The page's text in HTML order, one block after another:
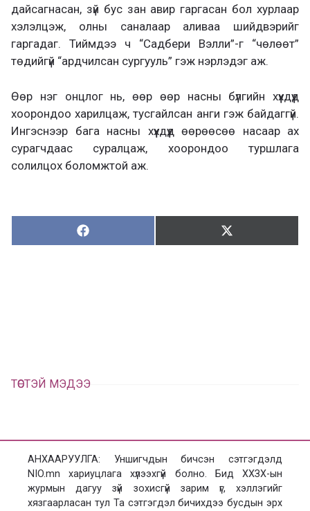
дайсагнасан, зүй бус зан авир гаргасан бол хурлаар
хэлэлцэж, олны саналаар аливаа шийдвэрийг
гаргадаг. Тиймдээ ч “Садбери Вэлли”-г “чөлөөт”
төдийгүй “ардчилсан сургууль” гэж нэрлэдэг аж.
Өөр нэг онцлог нь, өөр өөр насны бүлгийн хүүхдүүд
хоорондоо харилцаж, тусгайлсан анги гэж байдаггүй.
Ингэснээр бага насны хүүхдүүд өөрөөсөө насаар ах
сурагчдаас суралцаж, хоорондоо туршлага
солилцох боломжтой аж.
Хуваалцах:
Х
у
Түгээх:
Т
ТӨСТЭЙ МЭДЭЭ
АНХААРУУЛГА: Уншигчдын бичсэн сэтгэгдэлд
NIO.mn хариуцлага хүлээхгүй болно. Бид ХХЗХ-ын
журмын дагуу зүй зохисгүй зарим үг, хэллэгийг
хязгаарласан тул Та сэтгэгдэл бичихдээ бусдын эрх